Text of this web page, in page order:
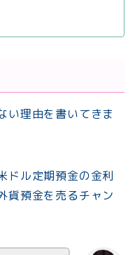
い理由を書いてきま
ドル定期預金の金利
貨預金を売るチャン